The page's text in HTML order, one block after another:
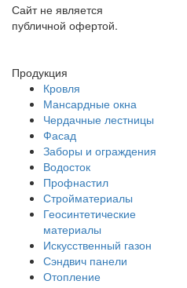
Сайт не является
публичной офертой.
Продукция
Кровля
Мансардные окна
Чердачные лестницы
Фасад
Заборы и ограждения
Водосток
Профнастил
Стройматериалы
Геосинтетические
материалы
Искусственный газон
Сэндвич панели
Отопление